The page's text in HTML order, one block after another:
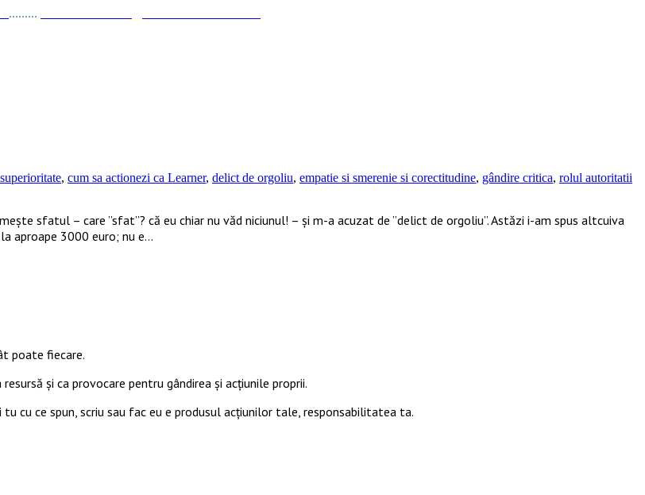
.........
, cum sa actionezi ca Learner, delict de orgoliu, empatie si smerenie si corectitudine, gândire critica, rolul autoritatii
sfatul – care ”sfat”? că eu chiar nu văd niciunul! – și m-a acuzat de ”delict de orgoliu”. Astăzi i-am spus altcuiva
aproape 3000 euro; nu e…
poate fiecare.
şi ca provocare pentru gândirea și acţiunile proprii.
cu ce spun, scriu sau fac eu e produsul acțiunilor tale, responsabilitatea ta.